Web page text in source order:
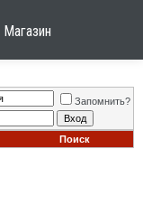
Магазин
Запомнить?
Поиск